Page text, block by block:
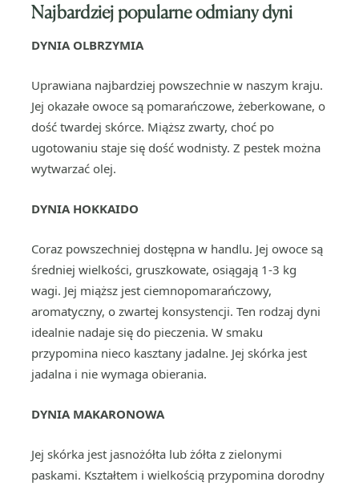
Najbardziej popularne odmiany dyni
DYNIA OLBRZYMIA
Uprawiana najbardziej powszechnie w naszym kraju.
Jej okazałe owoce są pomarańczowe, żeberkowane, o
dość twardej skórce. Miąższ zwarty, choć po
ugotowaniu staje się dość wodnisty. Z pestek można
wytwarzać olej.
DYNIA HOKKAIDO
Coraz powszechniej dostępna w handlu. Jej owoce są
średniej wielkości, gruszkowate, osiągają 1-3 kg
wagi. Jej miąższ jest ciemnopomarańczowy,
aromatyczny, o zwartej konsystencji. Ten rodzaj dyni
idealnie nadaje się do pieczenia. W smaku
przypomina nieco kasztany jadalne. Jej skórka jest
jadalna i nie wymaga obierania.
DYNIA MAKARONOWA
Jej skórka jest jasnożółta lub żółta z zielonymi
paskami. Kształtem i wielkością przypomina dorodny